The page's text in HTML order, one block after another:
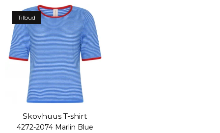
Tilbud
Skovhuus T-shirt
4272-2074 Marlin Blue